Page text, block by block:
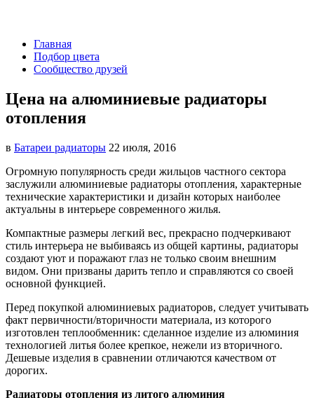
Главная
Подбор цвета
Сообщество друзей
Цена на алюминиевые радиаторы
отопления
в Батареи радиаторы‎ 22 июля, 2016
Огромную популярность среди жильцов частного сектора
заслужили алюминиевые радиаторы отопления, характерные
технические характеристики и дизайн которых наиболее
актуальны в интерьере современного жилья.
Компактные размеры легкий вес, прекрасно подчеркивают
стиль интерьера не выбиваясь из общей картины, радиаторы
создают уют и поражают глаз не только своим внешним
видом. Они призваны дарить тепло и справляются со своей
основной функцией.
Перед покупкой алюминиевых радиаторов, следует учитывать
факт первичности/вторичности материала, из которого
изготовлен теплообменник: сделанное изделие из алюминия
технологией литья более крепкое, нежели из вторичного.
Дешевые изделия в сравнении отличаются качеством от
дорогих.
Радиаторы отопления из литого алюминия